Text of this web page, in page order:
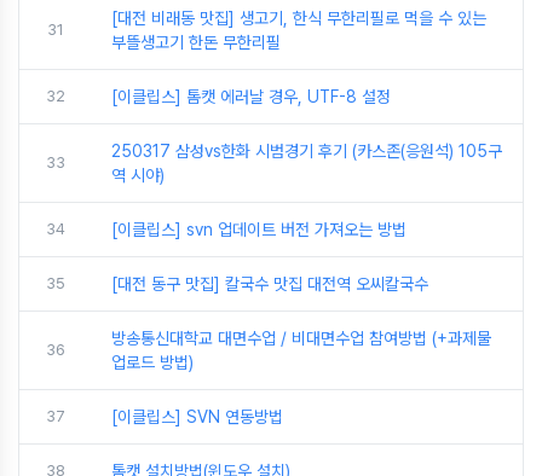
31
[대전 비래동 맛집] 생고기, 한식 무한리필로 먹을 수 있는
부뜰생고기 한돈 무한리필
32 [이클립스] 톰캣 에러날 경우, UTF-8 설정
33
250317 삼성vs한화 시범경기 후기 (카스존(응원석) 105구
역 시야)
34 [이클립스] svn 업데이트 버전 가져오는 방법
35 [대전 동구 맛집] 칼국수 맛집 대전역 오씨칼국수
36
방송통신대학교 대면수업 / 비대면수업 참여방법 (+과제물
업로드 방법)
37 [이클립스] SVN 연동방법
38 톰캣 설치방법(윈도우 설치)